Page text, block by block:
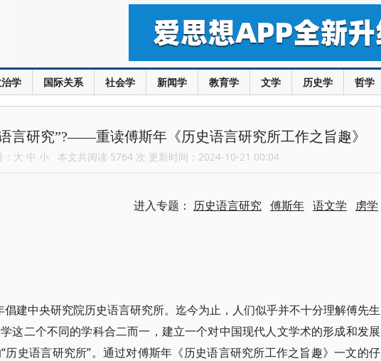
学 国际关系 社会学 新闻学 教育学 文学 历史学 哲学
言研究”?——重读傅斯年《历史语言研究所工作之旨趣》
大 中 小 本文共阅读 5764 次 更新时间：2024-10-21 00:04
进入专题： 历史语言研究 傅斯年 语文学 虏学
建中央研究院历史语言研究所。迄今为止，人们似乎并不十分理解傅先生
这二个不同的学科合二而一，建立一个对中国现代人文学术的形成和发展
历史语言研究所”。通过对傅斯年《历史语言研究所工作之旨趣》一文的仔